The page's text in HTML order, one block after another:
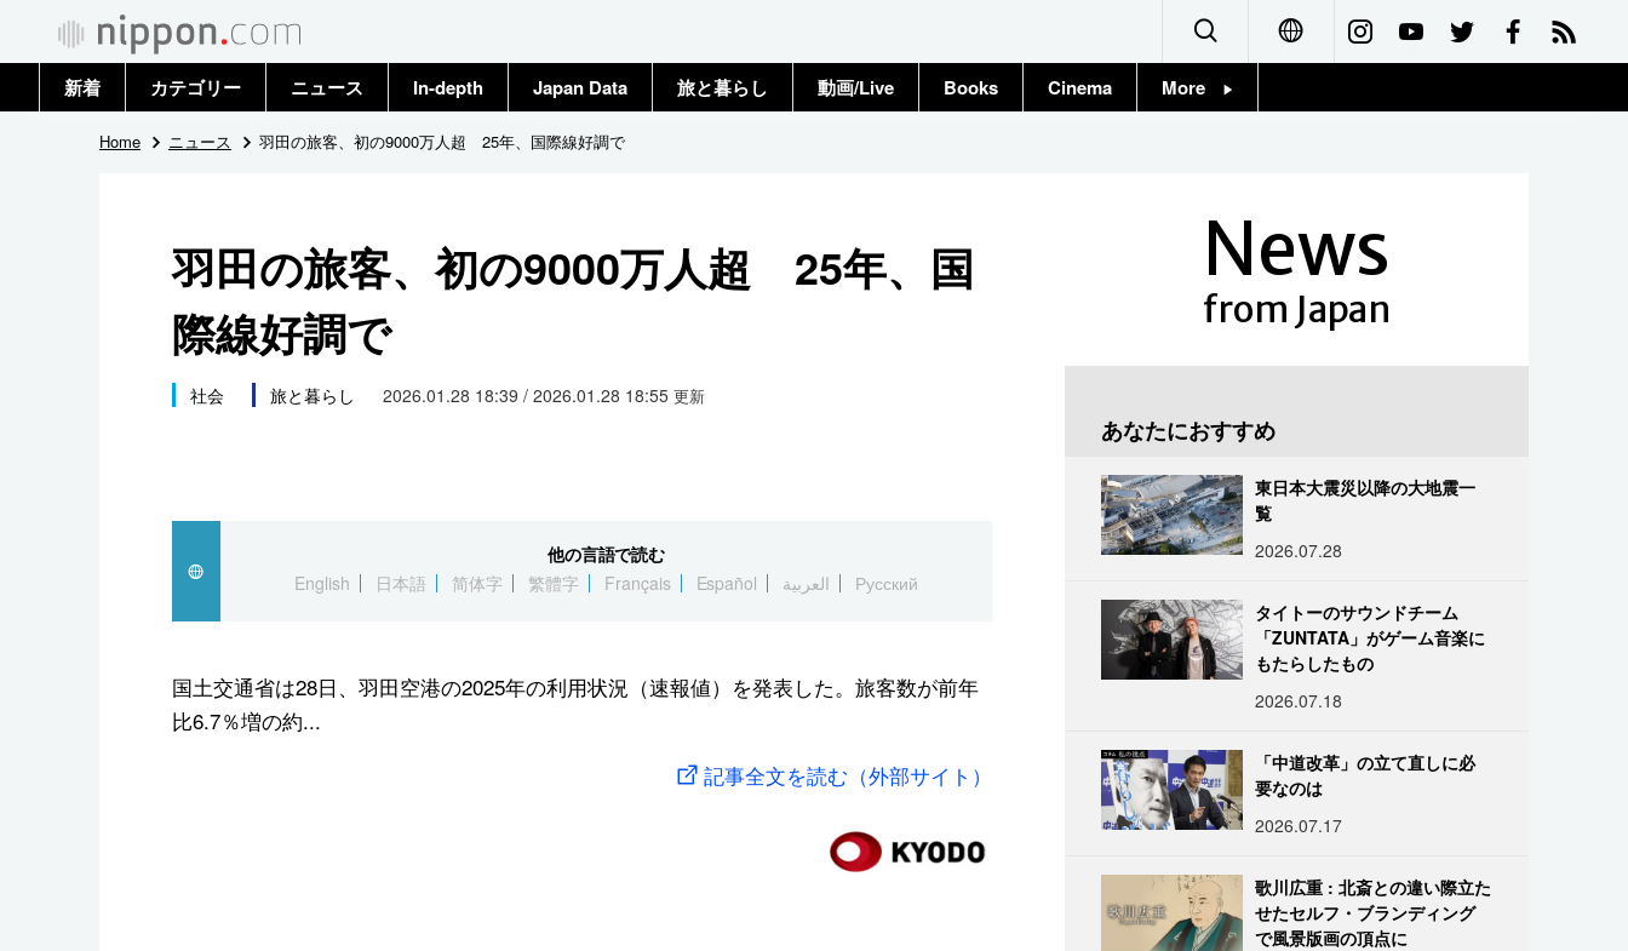
Français
新着 カテゴリー
政治・外交
国際
社会
文化
スポーツ・東京2020
ニュース
トップ
In-depth Japan Data 旅と暮らし 動画/Live Books Cinema More
Home ニュース 羽田の旅客、初の9000万人超 25年、国際線好調で
羽田の旅客、初の9000万人超 25年、国
際線好調で
社会 旅と暮らし 2026.01.28 18:39 / 2026.01.28 18:55 更新
他の言語で読む
English
日本語 简体字 繁體字 Français Español العربية Русский
国土交通省は28日、羽田空港の2025年の利用状況（速報値）を発表した。旅客数が前年
比6.7％増の約...
記事全文を読む（外部サイト）
News
from Japan
あなたにおすすめ
東日本大震災以降の大地震一
覧
2026.07.28
タイトーのサウンドチーム
「ZUNTATA」がゲーム音楽に
もたらしたもの
2026.07.18
「中道改革」の立て直しに必
要なのは
2026.07.17
歌川広重 : 北斎との違い際立た
せたセルフ・ブランディング
で風景版画の頂点に